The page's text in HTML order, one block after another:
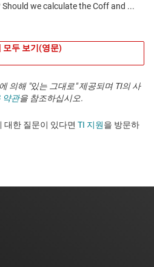
모두 보기(영문)
의해 "있는 그대로" 제공되며 TI의 사
약관을 참조하십시오.
대한 질문이 있다면 TI 지원을 방문하